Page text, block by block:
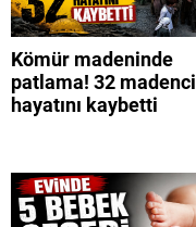
Kömür madeninde
patlama! 32 madenci
hayatını kaybetti